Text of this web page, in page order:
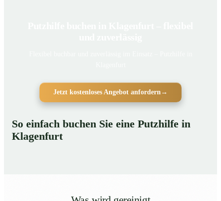
Jetzt kostenloses Angebot anfordern →
So einfach buchen Sie eine Putzhilfe in
Klagenfurt